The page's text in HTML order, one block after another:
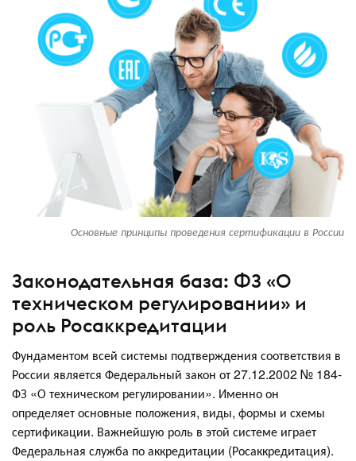
Основные принципы проведения сертификации в России
Законодательная база: ФЗ «О
техническом регулировании» и
роль Росаккредитации
Фундаментом всей системы подтверждения соответствия в
России является Федеральный закон от 27.12.2002 № 184-
ФЗ «О техническом регулировании». Именно он
определяет основные положения, виды, формы и схемы
сертификации. Важнейшую роль в этой системе играет
Федеральная служба по аккредитации (Росаккредитация).